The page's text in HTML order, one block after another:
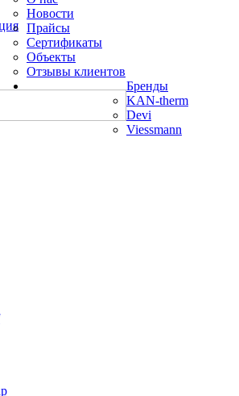
Новости
Прайсы
Сертификаты
Объекты
Отзывы клиентов
Бренды
KAN-therm
Devi
Viessmann